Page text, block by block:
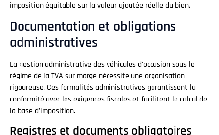
imposition équitable sur la valeur ajoutée réelle du bien.
Documentation et obligations
administratives
La gestion administrative des véhicules d'occasion sous le
régime de la TVA sur marge nécessite une organisation
rigoureuse. Ces formalités administratives garantissent la
conformité avec les exigences fiscales et facilitent le calcul de
la base d'imposition.
Registres et documents obligatoires